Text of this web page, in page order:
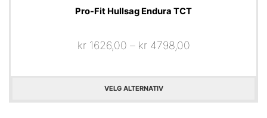
Pro-Fit Hullsag Endura TCT
kr1626,00 – kr4798,00
VELG ALTERNATIV